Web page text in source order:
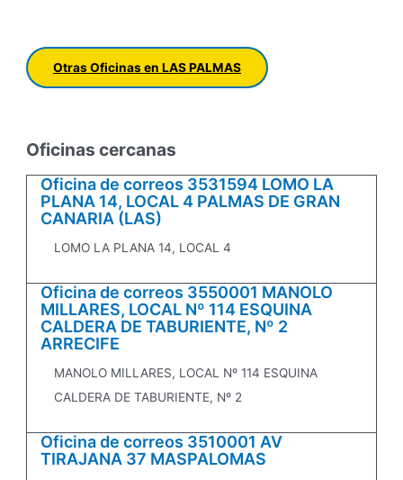
Otras Oficinas en LAS PALMAS
Oficinas cercanas
Oficina de correos 3531594 LOMO LA
PLANA 14, LOCAL 4 PALMAS DE GRAN
CANARIA (LAS)
LOMO LA PLANA 14, LOCAL 4
Oficina de correos 3550001 MANOLO
MILLARES, LOCAL Nº 114 ESQUINA
CALDERA DE TABURIENTE, Nº 2
ARRECIFE
MANOLO MILLARES, LOCAL Nº 114 ESQUINA
CALDERA DE TABURIENTE, Nº 2
Oficina de correos 3510001 AV
TIRAJANA 37 MASPALOMAS